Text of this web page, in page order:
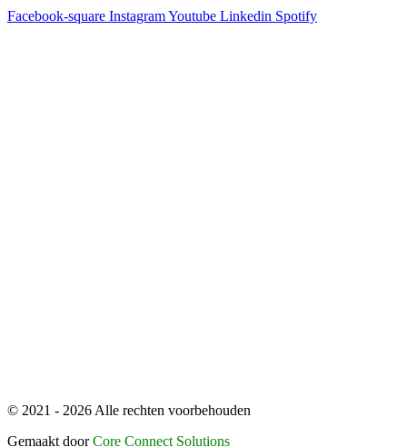
Facebook-square InstagramYoutube Linkedin Spotify
© 2021 - 2026 Alle rechten voorbehouden
Gemaakt doorCore Connect Solutions